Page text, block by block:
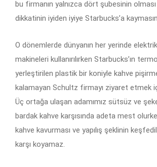
bu firmanın yalnızca dört şubesinin olması
dikkatinin iyiden iyiye Starbucks’a
O dönemlerde dünyanın her yerinde
makineleri kullanırılırken Starbucks’ın
yerleştirilen plastik bir koniyle kahve
kalamayan Schultz firmayı ziyaret etmek
Üç ortağa ulaşan adamımız sütsüz ve
bardak kahve karşısında adeta mest
kahve kavurması ve yapılış şeklinin
karşı koyamaz.